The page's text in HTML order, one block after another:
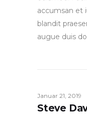
accumsan et
blandit
augue duis
Januar 21, 2019
Steve